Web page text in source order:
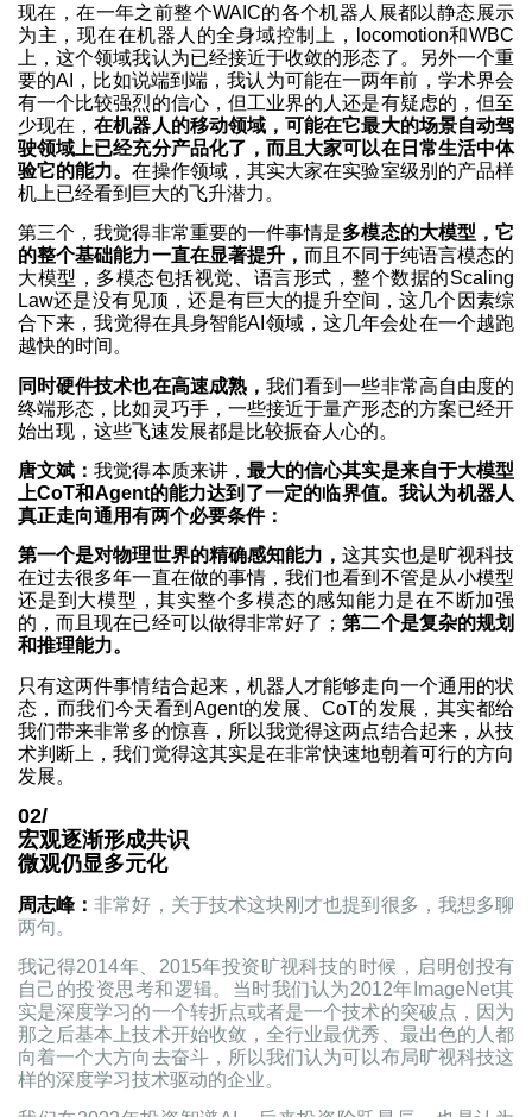
现在，在一年之前整个WAIC的各个机器人展都以静态展示
为主，现在在机器人的全身域控制上，locomotion和WBC
上，这个领域我认为已经接近于收敛的形态了。另外一个重
要的AI，比如说端到端，我认为可能在一两年前，学术界会
有一个比较强烈的信心，但工业界的人还是有疑虑的，但至
少现在，在机器人的移动领域，可能在它最大的场景自动驾
驶领域上已经充分产品化了，而且大家可以在日常生活中体
验它的能力。在操作领域，其实大家在实验室级别的产品样
机上已经看到巨大的飞升潜力。
第三个，我觉得非常重要的一件事情是多模态的大模型，它
的整个基础能力一直在显著提升，而且不同于纯语言模态的
大模型，多模态包括视觉、语言形式，整个数据的Scaling
Law还是没有见顶，还是有巨大的提升空间，这几个因素综
合下来，我觉得在具身智能AI领域，这几年会处在一个越跑
越快的时间。
同时硬件技术也在高速成熟，我们看到一些非常高自由度的
终端形态，比如灵巧手，一些接近于量产形态的方案已经开
始出现，这些飞速发展都是比较振奋人心的。
唐文斌：我觉得本质来讲， 最大的信心其实是来自于大模型
上CoT和Agent的能力达到了一定的临界值。我认为机器人
真正走向通用有两个必要条件：
第一个是对物理世界的精确感知能力，这其实也是旷视科技
在过去很多年一直在做的事情，我们也看到不管是从小模型
还是到大模型，其实整个多模态的感知能力是在不断加强
的，而且现在已经可以做得非常好了；第二个是复杂的规划
和推理能力。
只有这两件事情结合起来，机器人才能够走向一个通用的状
态，而我们今天看到Agent的发展、CoT的发展，其实都给
我们带来非常多的惊喜，所以我觉得这两点结合起来，从技
术判断上，我们觉得这其实是在非常快速地朝着可行的方向
发展。
02/
宏观逐渐形成共识
微观仍显多元化
周志峰：非常好，关于技术这块刚才也提到很多，我想多聊
两句。
我记得2014年、2015年投资旷视科技的时候，启明创投有
自己的投资思考和逻辑。当时我们认为2012年ImageNet其
实是深度学习的一个转折点或者是一个技术的突破点，因为
那之后基本上技术开始收敛，全行业最优秀、最出色的人都
向着一个大方向去奋斗，所以我们认为可以布局旷视科技这
样的深度学习技术驱动的企业。